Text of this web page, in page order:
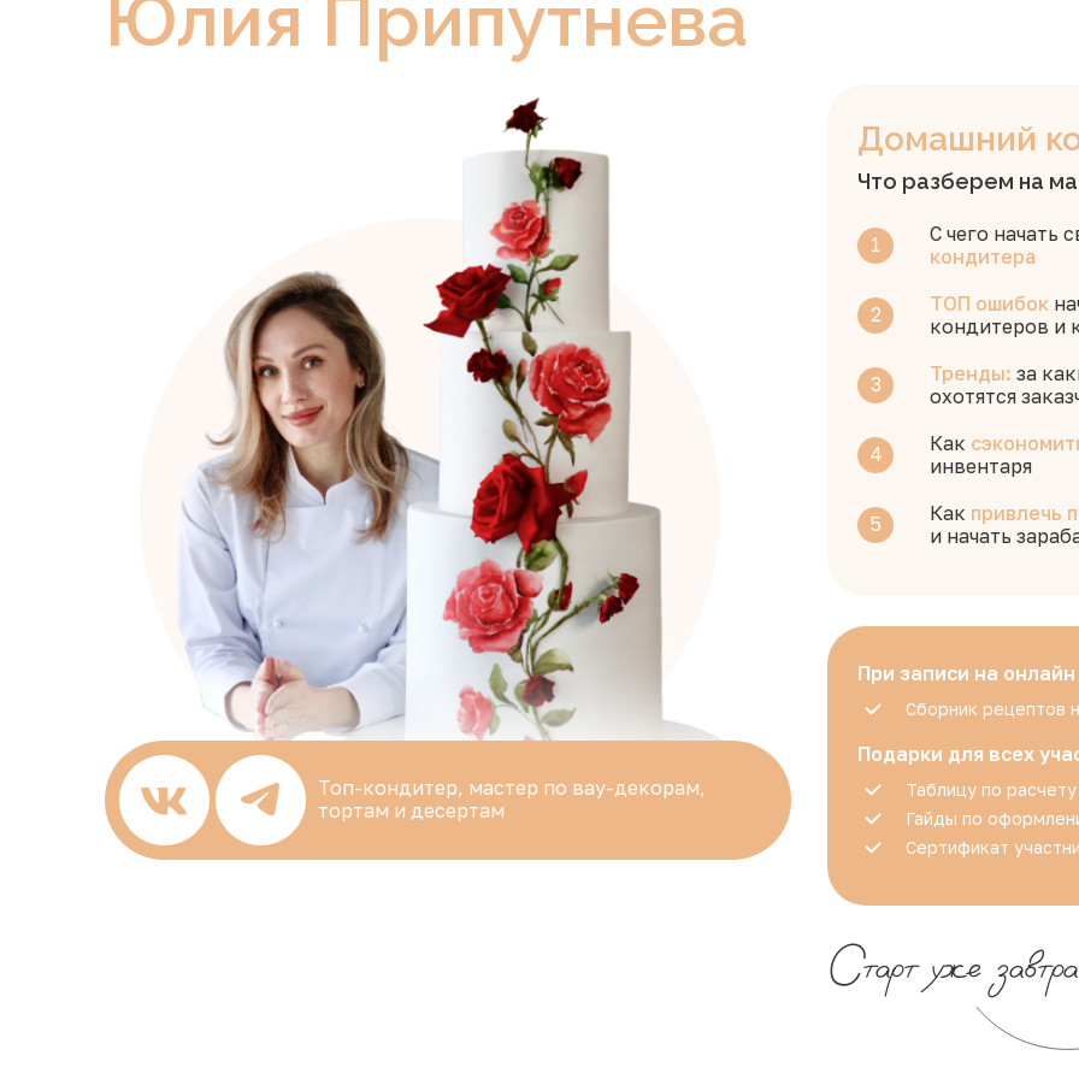
Юлия Припутнева
Топ-кондитер, мастер по вау-декорам,
тортам и десертам
Домашний
Что разберем на
С чего начать
кондитера
ТОП ошибок
кондитеров и
Тренды: за
охотятся
Как
инвентаря
Как привлечь
и начать
При записи на
Сборник рецептов
Подарки для всех
Таблицу по
Гайды по
Сертификат
Старт уже завтра